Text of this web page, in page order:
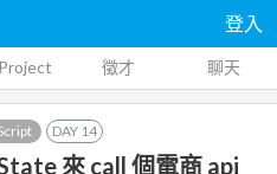
登入
徵才 聊天
DAY 14
來 call 個電商 api